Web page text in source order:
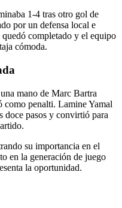
1-4 tras otro gol de
por un defensa local e
completado y el equipo
cómoda.
mano de Marc Bartra
como penalti. Lamine Yamal
doce pasos y convirtió para
su importancia en el
en la generación de juego
la oportunidad.